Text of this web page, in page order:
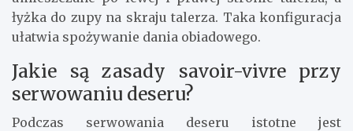
łyżka do zupy na skraju talerza. Taka konfiguracja
ułatwia spożywanie dania obiadowego.
Jakie są zasady savoir-vivre przy
serwowaniu deseru?
Podczas serwowania deseru istotne jest